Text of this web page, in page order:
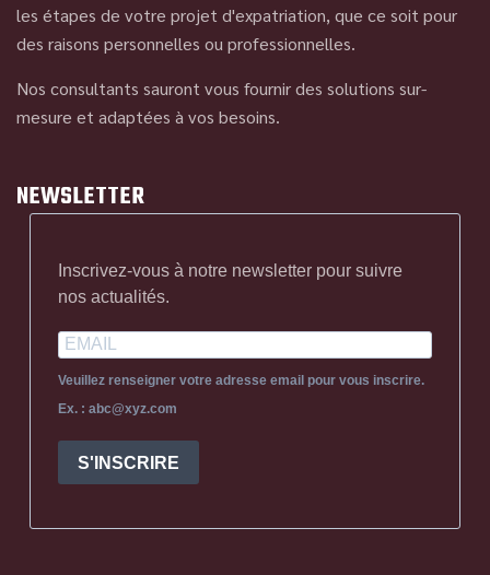
les étapes de votre projet d'expatriation, que ce soit pour
des raisons personnelles ou professionnelles.
Nos consultants sauront vous fournir des solutions sur-
mesure et adaptées à vos besoins.
NEWSLETTER
Inscrivez-vous à notre newsletter pour suivre
nos actualités.
Veuillez renseigner votre adresse email pour vous inscrire.
Ex. : abc@xyz.com
S'INSCRIRE